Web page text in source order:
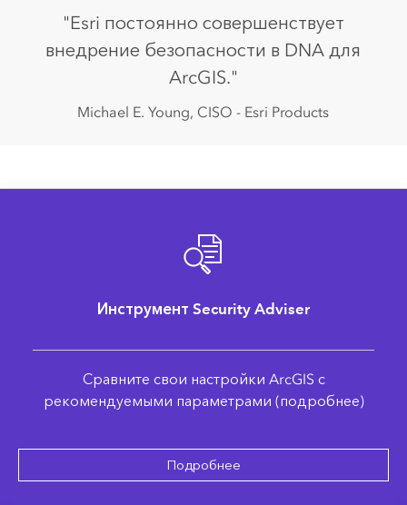
"Esri постоянно совершенствует
внедрение безопасности в DNA для
ArcGIS."
Michael E. Young, CISO - Esri Products
Инструмент Security Adviser
Сравните свои настройки ArcGIS с
рекомендуемыми параметрами (подробнее)
Подробнее